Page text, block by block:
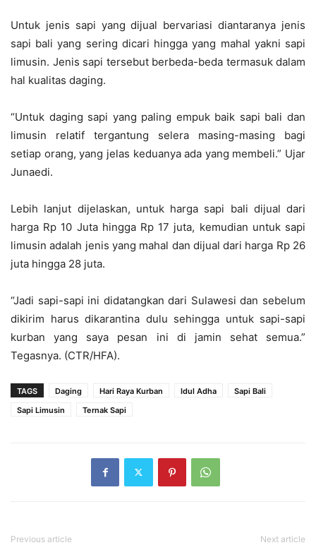
Untuk jenis sapi yang dijual bervariasi diantaranya jenis
sapi bali yang sering dicari hingga yang mahal yakni sapi
limusin. Jenis sapi tersebut berbeda-beda termasuk dalam
hal kualitas daging.
“Untuk daging sapi yang paling empuk baik sapi bali dan
limusin relatif tergantung selera masing-masing bagi
setiap orang, yang jelas keduanya ada yang membeli.” Ujar
Junaedi.
Lebih lanjut dijelaskan, untuk harga sapi bali dijual dari
harga Rp 10 Juta hingga Rp 17 juta, kemudian untuk sapi
limusin adalah jenis yang mahal dan dijual dari harga Rp 26
juta hingga 28 juta.
“Jadi sapi-sapi ini didatangkan dari Sulawesi dan sebelum
dikirim harus dikarantina dulu sehingga untuk sapi-sapi
kurban yang saya pesan ini di jamin sehat semua.”
Tegasnya. (CTR/HFA).
TAGS Daging Hari Raya Kurban Idul Adha
Sapi Bali
Sapi Limusin
Ternak Sapi
Previous article Next article